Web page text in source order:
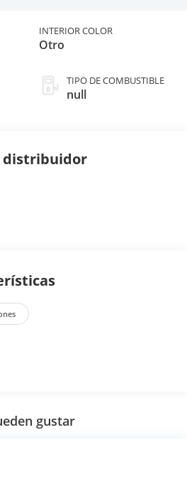
INTERIOR COLOR
Otro
TIPO DE COMBUSTIBLE
null
distribuidor
gustar